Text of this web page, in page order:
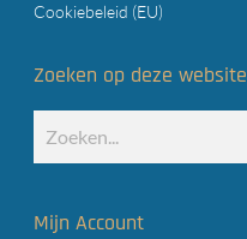
Cookiebeleid (EU)
Zoeken op deze website
Mijn Account